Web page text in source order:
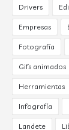
Drivers
Empresas
Fotografía
Gifs animados
Herramientas
Infografía
Landete